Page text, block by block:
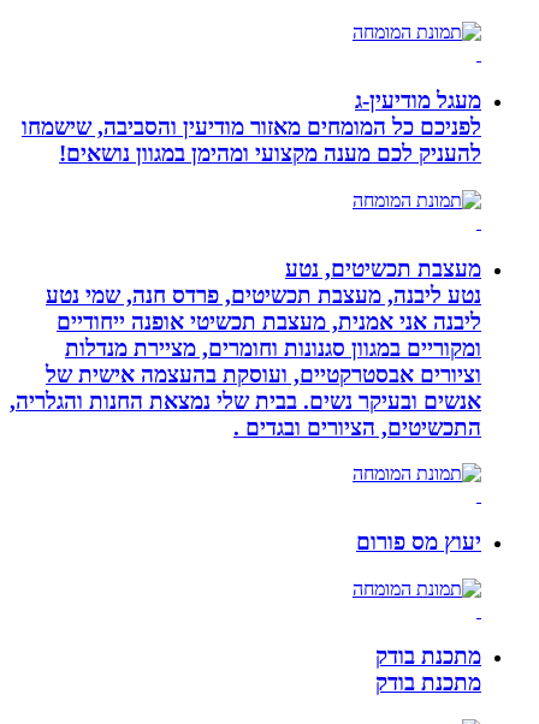
מעגל מודיעין-ג
לפניכם כל המומחים מאזור מודיעין והסביבה, שישמחו
להעניק לכם מענה מקצועי ומהימן במגוון נושאים!
מעצבת תכשיטים, נטע
נטע ליבנה, מעצבת תכשיטים, פרדס חנה, שמי נטע
ליבנה אני אמנית, מעצבת תכשיטי אופנה ייחודיים
ומקוריים במגוון סגנונות וחומרים, מציירת מנדלות
וציורים אבסטרקטיים, ועוסקת בהעצמה אישית של
אנשים ובעיקר נשים. בבית שלי נמצאת החנות והגלריה,
התכשיטים, הציורים ובגדים .
יעוץ מס פורום
מתכנת בודק
מתכנת בודק